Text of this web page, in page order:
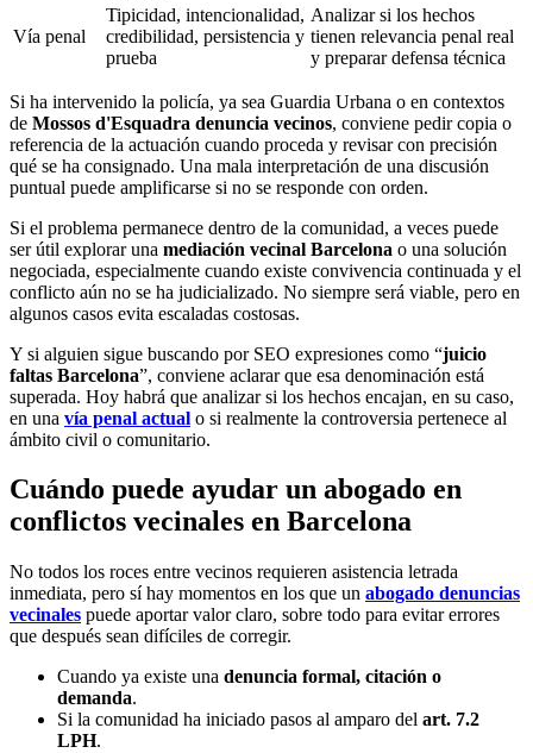
Vía penal
Tipicidad, intencionalidad,
credibilidad, persistencia y
prueba
Analizar si los hechos
tienen relevancia penal real
y preparar defensa técnica
Si ha intervenido la policía, ya sea Guardia Urbana o en contextos
de Mossos d'Esquadra denuncia vecinos, conviene pedir copia o
referencia de la actuación cuando proceda y revisar con precisión
qué se ha consignado. Una mala interpretación de una discusión
puntual puede amplificarse si no se responde con orden.
Si el problema permanece dentro de la comunidad, a veces puede
ser útil explorar una mediación vecinal Barcelona o una solución
negociada, especialmente cuando existe convivencia continuada y el
conflicto aún no se ha judicializado. No siempre será viable, pero en
algunos casos evita escaladas costosas.
Y si alguien sigue buscando por SEO expresiones como “juicio
faltas Barcelona”, conviene aclarar que esa denominación está
superada. Hoy habrá que analizar si los hechos encajan, en su caso,
en una vía penal actual o si realmente la controversia pertenece al
ámbito civil o comunitario.
Cuándo puede ayudar un abogado en
conflictos vecinales en Barcelona
No todos los roces entre vecinos requieren asistencia letrada
inmediata, pero sí hay momentos en los que un abogado denuncias
vecinales puede aportar valor claro, sobre todo para evitar errores
que después sean difíciles de corregir.
Cuando ya existe una denuncia formal, citación o
demanda.
Si la comunidad ha iniciado pasos al amparo del art. 7.2
LPH.